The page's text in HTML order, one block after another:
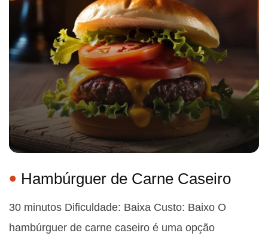
Hambúrguer de Carne Caseiro
30 minutos Dificuldade: Baixa Custo: Baixo O
hambúrguer de carne caseiro é uma opção